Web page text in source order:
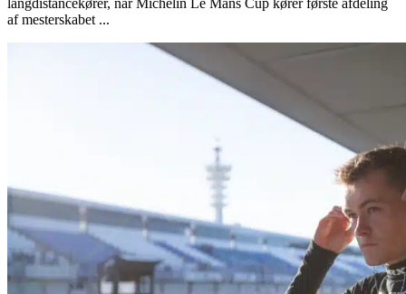
langdistancekører, når Michelin Le Mans Cup kører første afdeling
af mesterskabet ...